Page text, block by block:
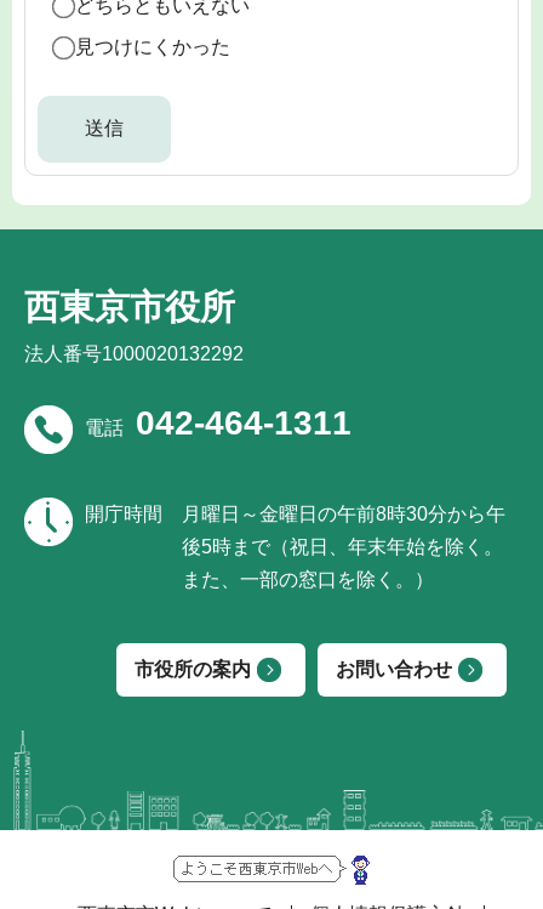
どちらともいえない
見つけにくかった
西東京市役所
法人番号1000020132292
電話 042-464-1311
開庁時間
月曜日～金曜日の午前8時30分から午
後5時まで（祝日、年末年始を除く。
また、一部の窓口を除く。）
市役所の案内 お問い合わせ